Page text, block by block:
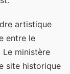
artistique
entre le
Le ministère
site historique